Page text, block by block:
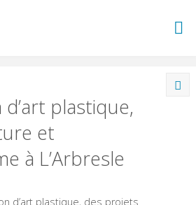
plastique,
et
à L’Arbresle
d’art plastique, des projets